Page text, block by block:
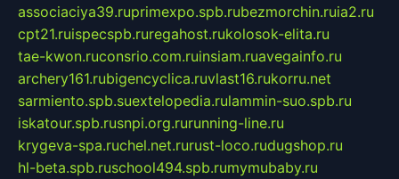
associaciya39.ruprimexpo.spb.rubezmorchin.ruia2.ru
cpt21.ruispecspb.ruregahost.rukolosok-elita.ru
tae-kwon.ruconsrio.com.ruinsiam.ruavegainfo.ru
archery161.rubigencyclica.ruvlast16.rukorru.net
sarmiento.spb.suextelopedia.rulammin-suo.spb.ru
iskatour.spb.rusnpi.org.rurunning-line.ru
krygeva-spa.ruchel.net.rurust-loco.rudugshop.ru
hl-beta.spb.ruschool494.spb.rumymubaby.ru